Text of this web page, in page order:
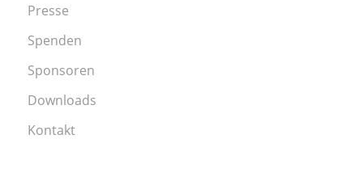
Presse
Spenden
Sponsoren
Downloads
Kontakt